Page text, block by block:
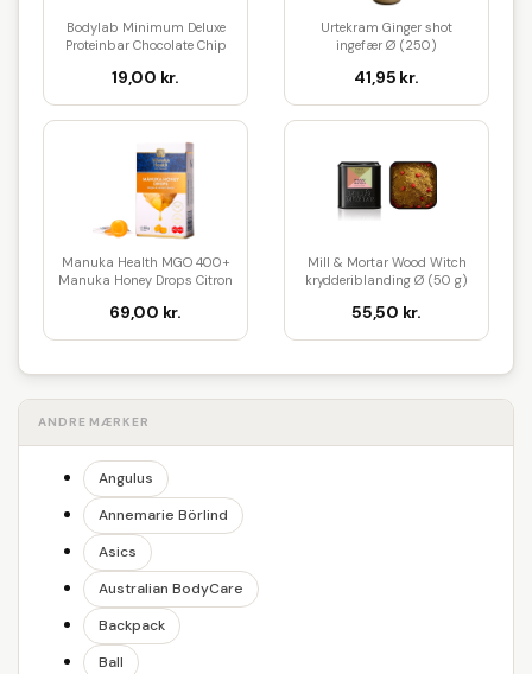
Bodylab Minimum Deluxe
Proteinbar Chocolate Chip
19,00 kr.
Urtekram Ginger shot
ingefær Ø (250)
41,95 kr.
Manuka Health MGO 400+
Manuka Honey Drops Citron
69,00 kr.
Mill & Mortar Wood Witch
krydderiblanding Ø (50 g)
55,50 kr.
ANDRE MÆRKER
Angulus
Annemarie Börlind
Asics
Australian BodyCare
Backpack
Ball